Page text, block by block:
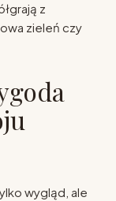
z
zieleń czy
wygląd, ale